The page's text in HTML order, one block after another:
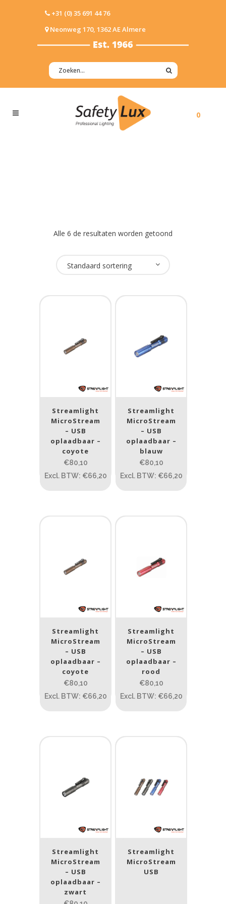
+31 (0) 35 691 44 76
Neonweg 170, 1362 AE Almere
0
Oplaadbaar
Streamlight
Prijs (incl. BTW)
PRIJS:€79 —
Spot(6)
1.114 1 265
1.114 76 130 232 385
Max. brandtijd (uur)
Gewicht (g)
1.389 124 190
Materiaal
Materiaal
Alle 6 de resultaten worden getoond
Standaard sortering
Streamlight
MicroStream
– USB
oplaadbaar –
coyote
€80,10
Excl. BTW: €66,20
Streamlight
MicroStream
– USB
oplaadbaar –
blauw
€80,10
Excl. BTW: €66,20
Streamlight
MicroStream
– USB
oplaadbaar –
coyote
€80,10
Excl. BTW: €66,20
Streamlight
MicroStream
– USB
oplaadbaar –
rood
€80,10
Excl. BTW: €66,20
Streamlight
MicroStream
– USB
oplaadbaar –
zwart
Streamlight
MicroStream
USB